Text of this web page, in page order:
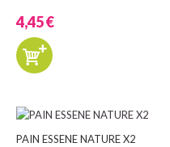
4,45 €
PAIN ESSENE NATURE X2